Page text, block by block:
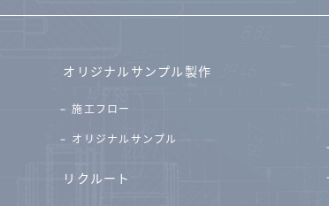
オリジナルサンプル製作
施工フロー
オリジナルサンプル
リクルート